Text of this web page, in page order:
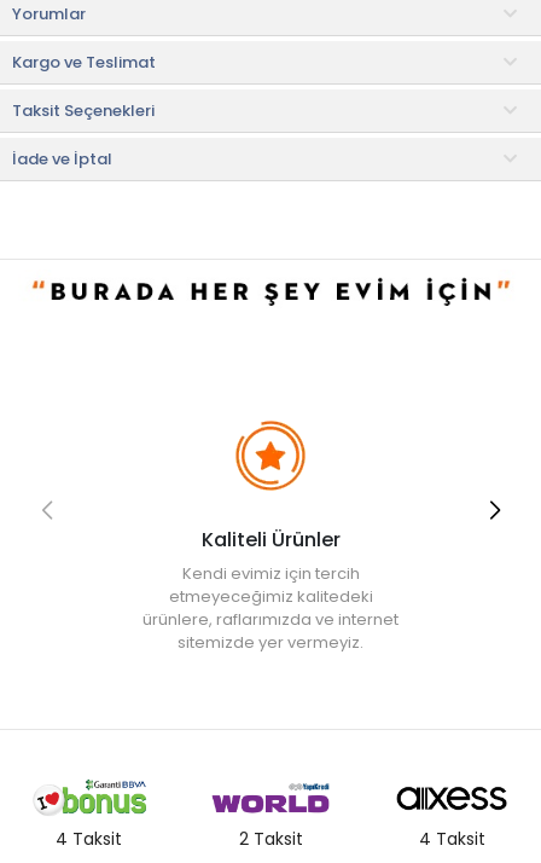
dekorasyonunu tamamlar. Leke ve kir tutmayan malzemelerle
üretilmiştir. Bu nedenle temizliği ve bakımı oldukça kolaydır.
Özellikle oturma odaları, yatak odaları veya salon gibi farklı
mekânlarda kullanılabilecek şekilde tasarlanmıştır.
Kullanım ve Bakım Bilgileri
• Elde veya makinede 30 °C'de sıkma yapılmadan yıkanabilir.
• " Ürün görsellerinde ışık, ortam ve dijital düzenlemelere bağlı
Yorumlar
Kargo ve Teslimat
Taksit Seçenekleri
İade ve İptal
Kaliteli Ürünler
Kendi evimiz için tercih
etmeyeceğimiz kalitedeki
ürünlere, raflarımızda ve internet
sitemizde yer vermeyiz.
4 Taksit 2 Taksit 4 Taksit